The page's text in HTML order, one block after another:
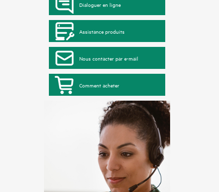
Dialoguer en ligne
Assistance produits
Nous contacter par e-mail
Comment acheter